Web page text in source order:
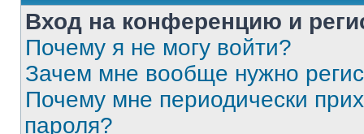
Вход на конференцию и
Почему я не могу войти?
Зачем мне вообще нужно
Почему мне периодически
пароля?